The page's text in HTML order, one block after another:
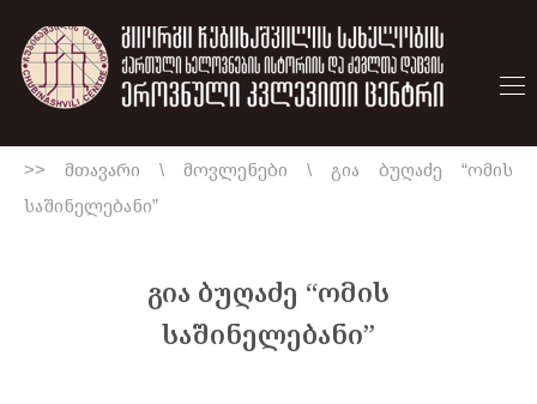
>> მთავარი \ მოვლენები \ გია ბუღაძე “ომის
საშინელებანი”
გია ბუღაძე “ომის
საშინელებანი”